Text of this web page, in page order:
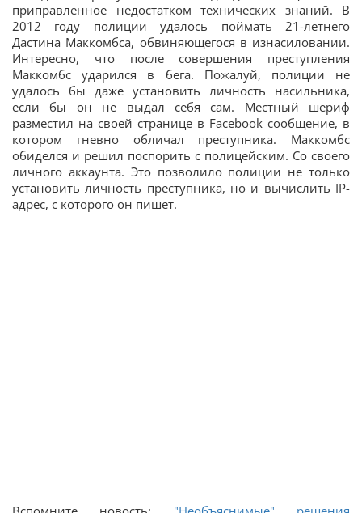
приправленное недостатком технических знаний. В
2012 году полиции удалось поймать 21-летнего
Дастина Маккомбса, обвиняющегося в изнасиловании.
Интересно, что после совершения преступления
Маккомбс ударился в бега. Пожалуй, полиции не
удалось бы даже установить личность насильника,
если бы он не выдал себя сам. Местный шериф
разместил на своей странице в Facebook сообщение, в
котором гневно обличал преступника. Маккомбс
обиделся и решил поспорить с полицейским. Со своего
личного аккаунта. Это позволило полиции не только
установить личность преступника, но и вычислить IP-
адрес, с которого он пишет.